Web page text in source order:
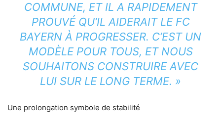
COMMUNE, ET IL A RAPIDEMENT
PROUVÉ QU’IL AIDERAIT LE FC
BAYERN À PROGRESSER. C’EST UN
MODÈLE POUR TOUS, ET NOUS
SOUHAITONS CONSTRUIRE AVEC
LUI SUR LE LONG TERME. »
Une prolongation symbole de stabilité